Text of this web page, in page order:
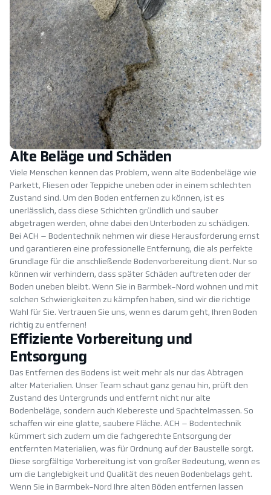
Alte Beläge und Schäden
Viele Menschen kennen das Problem, wenn alte Bodenbeläge wie
Parkett, Fliesen oder Teppiche uneben oder in einem schlechten
Zustand sind. Um den Boden entfernen zu können, ist es
unerlässlich, dass diese Schichten gründlich und sauber
abgetragen werden, ohne dabei den Unterboden zu schädigen.
Bei ACH – Bodentechnik nehmen wir diese Herausforderung ernst
und garantieren eine professionelle Entfernung, die als perfekte
Grundlage für die anschließende Bodenvorbereitung dient. Nur so
können wir verhindern, dass später Schäden auftreten oder der
Boden uneben bleibt. Wenn Sie in Barmbek-Nord wohnen und mit
solchen Schwierigkeiten zu kämpfen haben, sind wir die richtige
Wahl für Sie. Vertrauen Sie uns, wenn es darum geht, Ihren Boden
richtig zu entfernen!
Effiziente Vorbereitung und
Entsorgung
Das Entfernen des Bodens ist weit mehr als nur das Abtragen
alter Materialien. Unser Team schaut ganz genau hin, prüft den
Zustand des Untergrunds und entfernt nicht nur alte
Bodenbeläge, sondern auch Klebereste und Spachtelmassen. So
schaffen wir eine glatte, saubere Fläche. ACH – Bodentechnik
kümmert sich zudem um die fachgerechte Entsorgung der
entfernten Materialien, was für Ordnung auf der Baustelle sorgt.
Diese sorgfältige Vorbereitung ist von großer Bedeutung, wenn es
um die Langlebigkeit und Qualität des neuen Bodenbelags geht.
Wenn Sie in Barmbek-Nord Ihre alten Böden entfernen lassen